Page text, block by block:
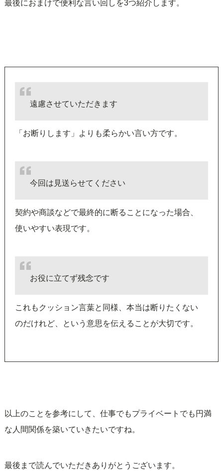
最後におまけで便利な言い回しを3つ紹介します。
遠慮させていただきます
「お断りします」よりも柔らかい言い方です。
今回は見送らせてください
契約や商談などで最終的に断ることになった場合、
使いやすい表現です。
お役に立てず残念です
これもクッション言葉と同様、本当は断りたくない
のだけれど、という意思を伝えることが大切です。
以上のことを参考にして、仕事でもプライベートでも円満
な人間関係を築いていきたいですね。
最後まで読んでいただきありがとうございます。